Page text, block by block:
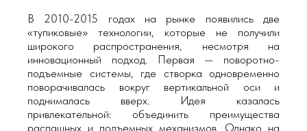
В 2010-2015 годах на рынке появились две
«тупиковые» технологии, которые не получили
широкого распространения, несмотря на
инновационный подход. Первая — поворотно-
подъемные системы, где створка одновременно
поворачивалась вокруг вертикальной оси и
поднималась вверх. Идея казалась
привлекательной: объединить преимущества
распашных и подъемных механизмов. Однако на